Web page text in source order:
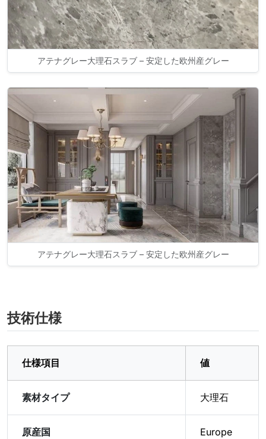
アテナグレー大理石スラブ – 安定した欧州産グレー
アテナグレー大理石スラブ – 安定した欧州産グレー
技術仕様
仕様項目 値
素材タイプ 大理石
原産国 Europe